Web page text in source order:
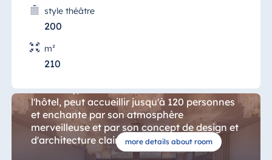
style théâtre
200
m²
210
more details about room
Salon Salzuflen-les-bains
les-bains), situé au rez-de-chaussée de
l'hôtel, peut accueillir jusqu'à 120 personnes
et enchante par son atmosphère
merveilleuse et par son concept de design et
d'architecture clair.